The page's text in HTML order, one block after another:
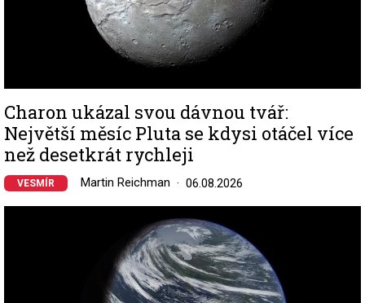
Charon ukázal svou dávnou tvář:
Největší měsíc Pluta se kdysi otáčel více
než desetkrát rychleji
VESMÍR Martin Reichman 06.08.2026